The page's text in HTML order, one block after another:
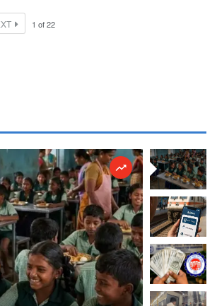
1 of22
राष्ट्रीय